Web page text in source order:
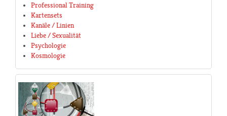
Professional Training
Kartensets
Kanäle / Linien
Liebe / Sexualität
Psychologie
Kosmologie